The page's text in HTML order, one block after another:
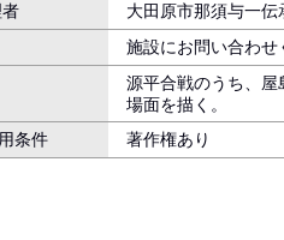
大田原市那須与一伝
施設にお問い合わせ
源平合戦のうち、屋
場面を描く。
条件
著作権あり